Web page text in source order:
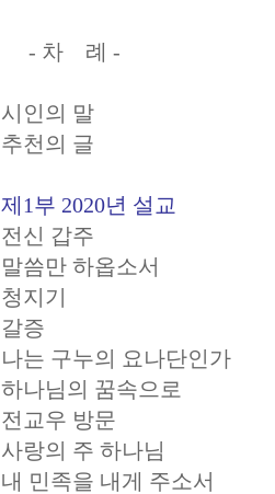
- 차 례 -
시인의 말
추천의 글
제1부 2020년 설교
전신 갑주
말씀만 하옵소서
청지기
갈증
나는 구누의 요나단인가
하나님의 꿈속으로
전교우 방문
사랑의 주 하나님
내 민족을 내게 주소서